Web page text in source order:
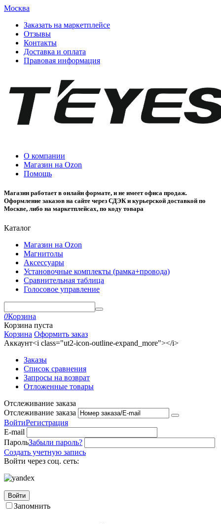
Москва
Заказать на маркетплейсе
Отзывы
Контакты
Доставка и оплата
Правовая информация
О компании
Магазин на Ozon
Помощь
Магазин работает в онлайн формате, и не имеет офиса продаж.
Оформление заказов на сайте через СДЭК и курьерской доставкой по
Москве, либо на маркетплейсах, по коду товара
Каталог
Магазин на Ozon
Магнитолы
Аксессуары
Установочные комплекты (рамка+провода)
Сравнительная таблица
Голосовое управление
0Корзина
Корзина пуста
Корзина Оформить заказ
Аккаунт<i class="ut2-icon-outline-expand_more"></i>
Заказы
Список сравнения
Запросы на возврат
Отложенные товары
Отслеживание заказа
Отслеживание заказа
ВойтиРегистрация
E-mail
ПарольЗабыли пароль?
Создать учетную запись
Войти через соц. сеть:
Войти
Запомнить